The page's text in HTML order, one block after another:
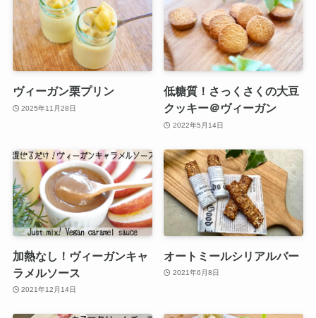
ヴィーガン栗プリン
2025年11月28日
低糖質！さっくさくの大豆
クッキー＠ヴィーガン
2022年5月14日
加熱なし！ヴィーガンキャ
ラメルソース
2021年12月14日
オートミールシリアルバー
2021年6月8日